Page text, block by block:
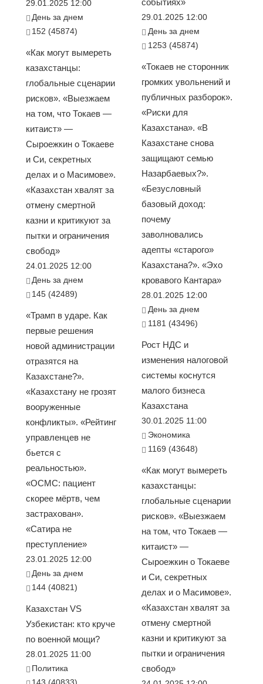
29.01.2025 12:00
День за днем
152 (45874)
«Как могут вымереть
казахстанцы:
глобальные сценарии
рисков». «Выезжаем
на том, что Токаев —
китаист» —
Сыроежкин о Токаеве
и Си, секретных
делах и о Масимове».
«Казахстан хвалят за
отмену смертной
казни и критикуют за
пытки и ограничения
свобод»
24.01.2025 12:00
День за днем
145 (42489)
«Трамп в ударе. Как
первые решения
новой администрации
отразятся на
Казахстане?».
«Казахстану не грозят
вооруженные
конфликты». «Рейтинг
управленцев не
бьется с
реальностью».
«ОСМС: пациент
скорее мёртв, чем
застрахован».
«Сатира не
преступление»
23.01.2025 12:00
День за днем
144 (40821)
Казахстан VS
Узбекистан: кто круче
по военной мощи?
28.01.2025 11:00
Политика
событиях»
29.01.2025 12:00
День за днем
1253 (45874)
«Токаев не сторонник
громких увольнений и
публичных разборок».
«Риски для
Казахстана». «В
Казахстане снова
защищают семью
Назарбаевых?».
«Безусловный
базовый доход:
почему
заволновались
адепты «старого»
Казахстана?». «Эхо
кровавого Кантара»
28.01.2025 12:00
День за днем
1181 (43496)
Рост НДС и
изменения налоговой
системы коснутся
малого бизнеса
Казахстана
30.01.2025 11:00
Экономика
1169 (43648)
«Как могут вымереть
казахстанцы:
глобальные сценарии
рисков». «Выезжаем
на том, что Токаев —
китаист» —
Сыроежкин о Токаеве
и Си, секретных
делах и о Масимове».
«Казахстан хвалят за
отмену смертной
казни и критикуют за
пытки и ограничения
свобод»